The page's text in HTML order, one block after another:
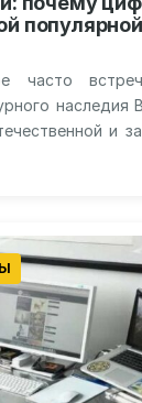
часто
наследия
и